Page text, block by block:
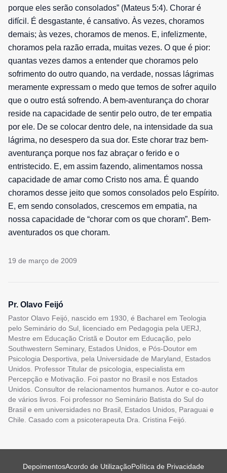
porque eles serão consolados” (Mateus 5:4). Chorar é
difícil. É desgastante, é cansativo. Às vezes, choramos
demais; às vezes, choramos de menos. E, infelizmente,
choramos pela razão errada, muitas vezes. O que é pior:
quantas vezes damos a entender que choramos pelo
sofrimento do outro quando, na verdade, nossas lágrimas
meramente expressam o medo que temos de sofrer aquilo
que o outro está sofrendo. A bem-aventurança do chorar
reside na capacidade de sentir pelo outro, de ter empatia
por ele. De se colocar dentro dele, na intensidade da sua
lágrima, no desespero da sua dor. Este chorar traz bem-
aventurança porque nos faz abraçar o ferido e o
entristecido. E, em assim fazendo, alimentamos nossa
capacidade de amar como Cristo nos ama. É quando
choramos desse jeito que somos consolados pelo Espírito.
E, em sendo consolados, crescemos em empatia, na
nossa capacidade de “chorar com os que choram”. Bem-
aventurados os que choram.
19 de março de 2009
Pr. Olavo Feijó
Pastor Olavo Feijó, nascido em 1930, é Bacharel em Teologia
pelo Seminário do Sul, licenciado em Pedagogia pela UERJ,
Mestre em Educação Cristã e Doutor em Educação, pelo
Southwestern Seminary, Estados Unidos, e Pós-Doutor em
Psicologia Desportiva, pela Universidade de Maryland, Estados
Unidos. Professor Titular de psicologia, especialista em
Percepção e Motivação. Foi pastor no Brasil e nos Estados
Unidos. Consultor de relacionamentos humanos. Autor e co-autor
de vários livros. Foi professor no Seminário Batista do Sul do
Brasil e em universidades no Brasil, Estados Unidos, Paraguai e
Chile. Casado com a psicoterapeuta Dra. Cristina Feijó.
DepoimentosAcordo de UtilizaçãoPolítica de Privacidade